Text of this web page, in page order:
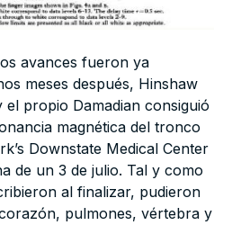
avances fueron ya
meses después, Hinshaw
propio Damadian consiguió
magnética del tronco
Downstate Medical Center
de un 3 de julio. Tal y como
al finalizar, pudieron
pulmones, vértebra y